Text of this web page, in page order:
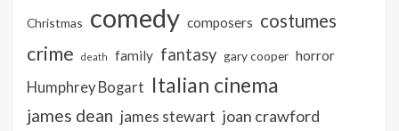
Christmas comedy composers costumes
crime death family fantasy gary cooper horror
Humphrey Bogart Italian cinema
james dean james stewart joan crawford